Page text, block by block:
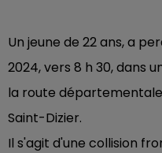
Un jeune de 22 ans, a
2024, vers 8 h 30, dans
la route
Saint-Dizier.
Il s'agit d'une collision